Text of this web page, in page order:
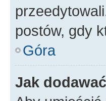
postów, gdy
Góra
Jak